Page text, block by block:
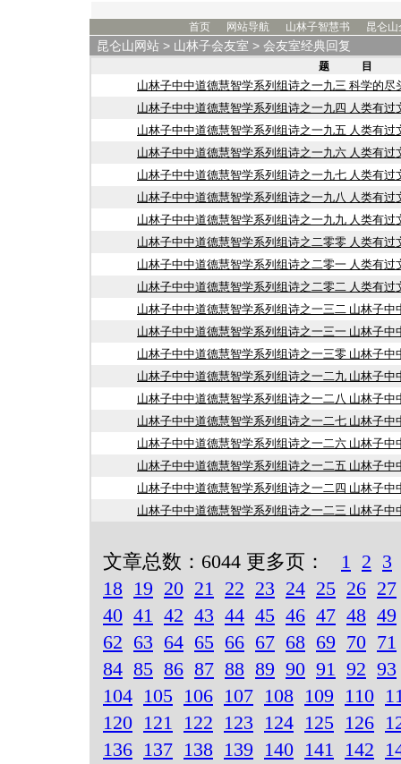
首页 网站导航 山林子智慧书 昆仑
昆仑山网站 > 山林子会友室 > 会友室经典回复
题 目
山林子中中道德慧智学系列组诗之一九三 科学的尽
山林子中中道德慧智学系列组诗之一九四 人类有过
山林子中中道德慧智学系列组诗之一九五 人类有过
山林子中中道德慧智学系列组诗之一九六 人类有过
山林子中中道德慧智学系列组诗之一九七 人类有过
山林子中中道德慧智学系列组诗之一九八 人类有过
山林子中中道德慧智学系列组诗之一九九 人类有过
山林子中中道德慧智学系列组诗之二零零 人类有过
山林子中中道德慧智学系列组诗之二零一 人类有过
山林子中中道德慧智学系列组诗之二零二 人类有过
山林子中中道德慧智学系列组诗之一三二 山林子
山林子中中道德慧智学系列组诗之一三一 山林子
山林子中中道德慧智学系列组诗之一三零 山林子
山林子中中道德慧智学系列组诗之一二九 山林子
山林子中中道德慧智学系列组诗之一二八 山林子
山林子中中道德慧智学系列组诗之一二七 山林子
山林子中中道德慧智学系列组诗之一二六 山林子
山林子中中道德慧智学系列组诗之一二五 山林子
山林子中中道德慧智学系列组诗之一二四 山林子
山林子中中道德慧智学系列组诗之一二三 山林子
文章总数：6044 更多页： 1 2 3
18 19 20 21 22 23 24 25 26 27
40 41 42 43 44 45 46 47 48 49
62 63 64 65 66 67 68 69 70 71
84 85 86 87 88 89 90 91 92 93
104 105 106 107 108 109 110
120 121 122 123 124 125 126
136 137 138 139 140 141 142